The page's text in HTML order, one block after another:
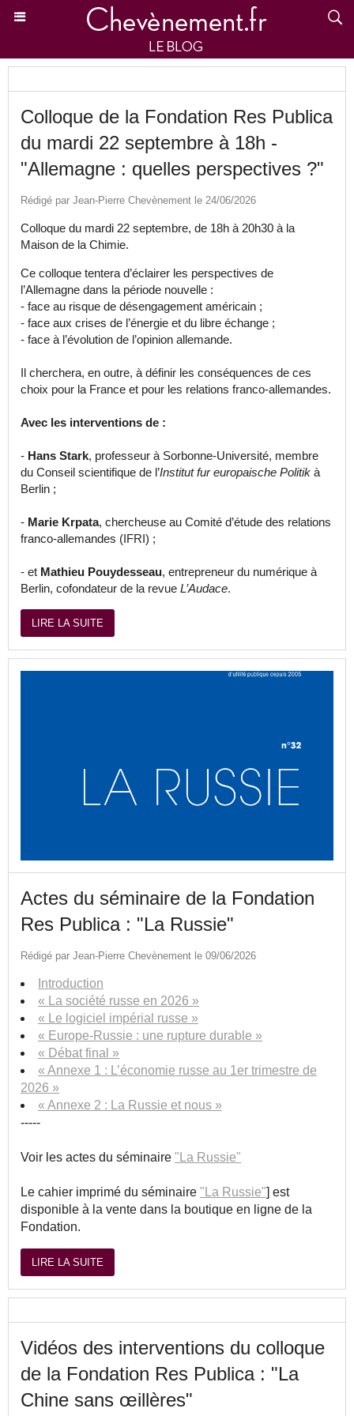
Colloque de la Fondation Res Publica
du mardi 22 septembre à 18h -
"Allemagne : quelles perspectives ?"
Rédigé par Jean-Pierre Chevènement le 24/06/2026
Colloque du mardi 22 septembre, de 18h à 20h30 à la
Maison de la Chimie.
Ce colloque tentera d’éclairer les perspectives de
l’Allemagne dans la période nouvelle :
- face au risque de désengagement américain ;
- face aux crises de l’énergie et du libre échange ;
- face à l’évolution de l’opinion allemande.
Il cherchera, en outre, à définir les conséquences de ces
choix pour la France et pour les relations franco-allemandes.
Avec les interventions de :
- Hans Stark, professeur à Sorbonne-Université, membre
du Conseil scientifique de l’Institut fur europaische Politik à
Berlin ;
- Marie Krpata, chercheuse au Comité d’étude des relations
franco-allemandes (IFRI) ;
- et Mathieu Pouydesseau, entrepreneur du numérique à
Berlin, cofondateur de la revue L’Audace.
LIRE LA SUITE
Actes du séminaire de la Fondation
Res Publica : "La Russie"
Rédigé par Jean-Pierre Chevènement le 09/06/2026
Introduction
« La société russe en 2026 »
« Le logiciel impérial russe »
« Europe-Russie : une rupture durable »
« Débat final »
« Annexe 1 : L’économie russe au 1er trimestre de
2026 »
« Annexe 2 : La Russie et nous »
-----
Voir les actes du séminaire "La Russie"
Le cahier imprimé du séminaire "La Russie"] est
disponible à la vente dans la boutique en ligne de la
Fondation.
LIRE LA SUITE
Vidéos des interventions du colloque
de la Fondation Res Publica : "La
Chine sans œillères"